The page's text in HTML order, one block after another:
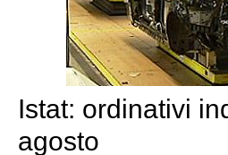
Istat: ordinativi
agosto